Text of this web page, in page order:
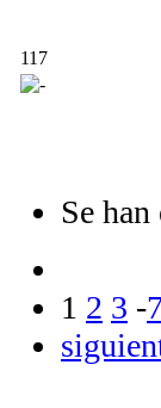
117
Se
1 2 3 -